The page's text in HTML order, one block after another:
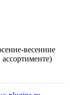
весенние